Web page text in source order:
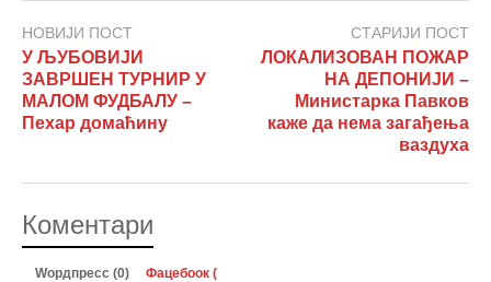
НОВИЈИ ПОСТ
У ЉУБОВИЈИ
ЗАВРШЕН ТУРНИР У
МАЛОМ ФУДБАЛУ –
Пехар домаћину
СТАРИЈИ ПОСТ
ЛОКАЛИЗОВАН ПОЖАР
НА ДЕПОНИЈИ –
Министарка Павков
каже да нема загађења
ваздуха
Коментари
Wордпресс (0) Фацебоок (